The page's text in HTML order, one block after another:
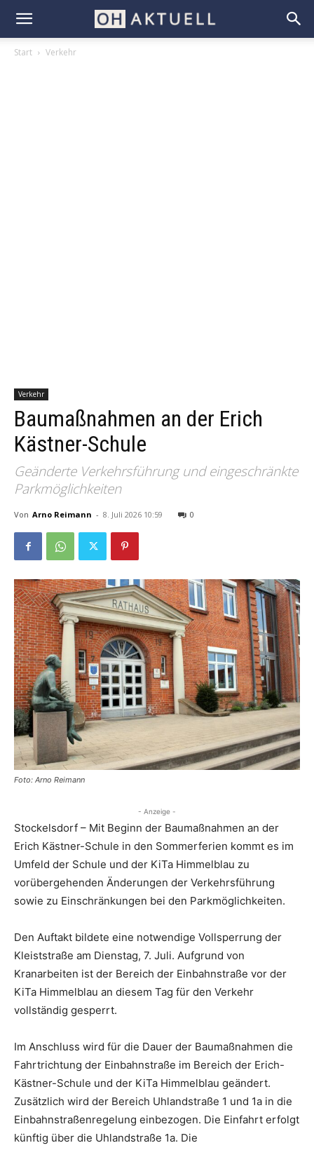
Start Verkehr
Verkehr
Baumaßnahmen an der Erich
Kästner-Schule
Geänderte Verkehrsführung und eingeschränkte
Parkmöglichkeiten
Von Arno Reimann - 8. Juli 2026 10:59 0
Foto: Arno Reimann
- Anzeige -
Stockelsdorf – Mit Beginn der Baumaßnahmen an der
Erich Kästner-Schule in den Sommerferien kommt es im
Umfeld der Schule und der KiTa Himmelblau zu
vorübergehenden Änderungen der Verkehrsführung
sowie zu Einschränkungen bei den Parkmöglichkeiten.
Den Auftakt bildete eine notwendige Vollsperrung der
Kleiststraße am Dienstag, 7. Juli. Aufgrund von
Kranarbeiten ist der Bereich der Einbahnstraße vor der
KiTa Himmelblau an diesem Tag für den Verkehr
vollständig gesperrt.
Im Anschluss wird für die Dauer der Baumaßnahmen die
Fahrtrichtung der Einbahnstraße im Bereich der Erich-
Kästner-Schule und der KiTa Himmelblau geändert.
Zusätzlich wird der Bereich Uhlandstraße 1 und 1a in die
Einbahnstraßenregelung einbezogen. Die Einfahrt erfolgt
künftig über die Uhlandstraße 1a. Die